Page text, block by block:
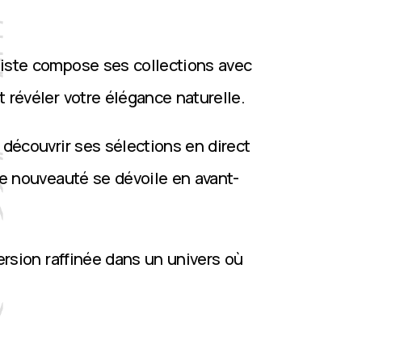
compose ses collections avec
votre élégance naturelle.
découvrir ses sélections en direct
nouveauté se dévoile en avant-
raffinée dans un univers où